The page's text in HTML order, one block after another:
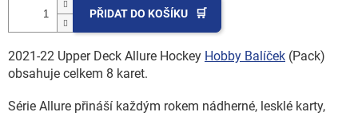
PŘIDAT DO KOŠÍKU
2021-22 Upper Deck Allure Hockey Hobby Balíček (Pack)
obsahuje celkem 8 karet.
Série Allure přináší každým rokem nádherné, lesklé karty,